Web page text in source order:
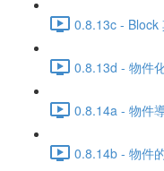
0.8.13c - Block
0.8.13d - 物件
0.8.14a - 物件
0.8.14b - 物件